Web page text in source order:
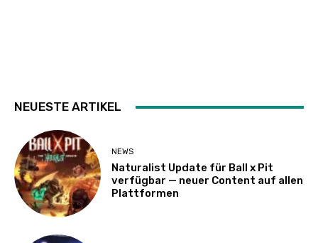
NEUESTE ARTIKEL
NEWS
Naturalist Update für Ball x Pit
verfügbar — neuer Content auf allen
Plattformen